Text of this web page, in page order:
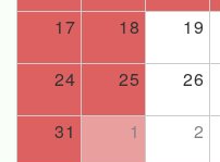
17 18 19
24 25 26
31 1 2